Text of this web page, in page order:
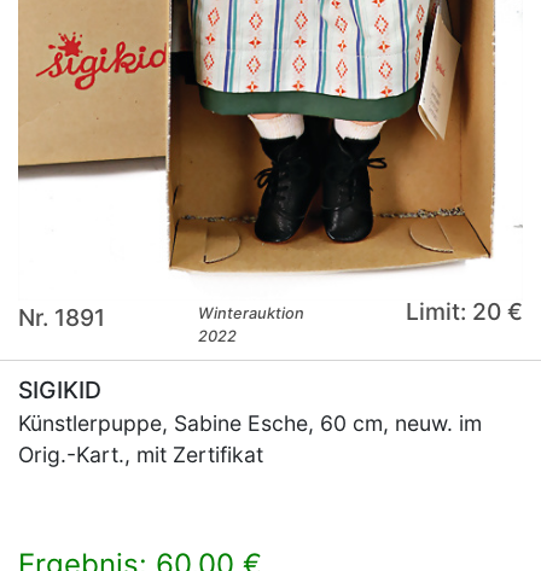
Nr. 1891
Winterauktion
2022
Limit: 20 €
SIGIKID
Künstlerpuppe, Sabine Esche, 60 cm, neuw. im
Orig.-Kart., mit Zertifikat